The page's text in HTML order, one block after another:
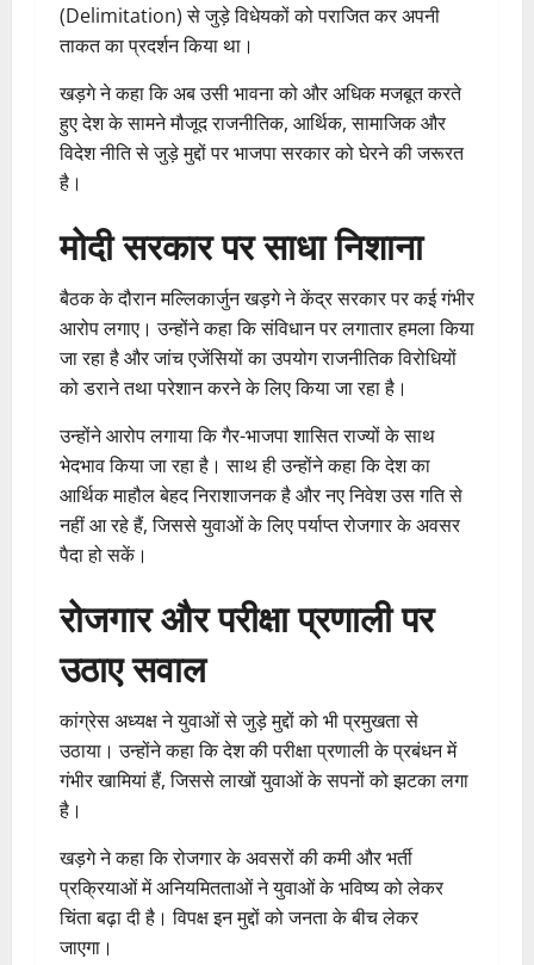
(Delimitation) से जुड़े विधेयकों को पराजित कर अपनी
ताकत का प्रदर्शन किया था।
खड़गे ने कहा कि अब उसी भावना को और अधिक मजबूत करते
हुए देश के सामने मौजूद राजनीतिक, आर्थिक, सामाजिक और
विदेश नीति से जुड़े मुद्दों पर भाजपा सरकार को घेरने की जरूरत
है।
मोदी सरकार पर साधा निशाना
बैठक के दौरान मल्लिकार्जुन खड़गे ने केंद्र सरकार पर कई गंभीर
आरोप लगाए। उन्होंने कहा कि संविधान पर लगातार हमला किया
जा रहा है और जांच एजेंसियों का उपयोग राजनीतिक विरोधियों
को डराने तथा परेशान करने के लिए किया जा रहा है।
उन्होंने आरोप लगाया कि गैर-भाजपा शासित राज्यों के साथ
भेदभाव किया जा रहा है। साथ ही उन्होंने कहा कि देश का
आर्थिक माहौल बेहद निराशाजनक है और नए निवेश उस गति से
नहीं आ रहे हैं, जिससे युवाओं के लिए पर्याप्त रोजगार के अवसर
पैदा हो सकें।
रोजगार और परीक्षा प्रणाली पर
उठाए सवाल
कांग्रेस अध्यक्ष ने युवाओं से जुड़े मुद्दों को भी प्रमुखता से
उठाया। उन्होंने कहा कि देश की परीक्षा प्रणाली के प्रबंधन में
गंभीर खामियां हैं, जिससे लाखों युवाओं के सपनों को झटका लगा
है।
खड़गे ने कहा कि रोजगार के अवसरों की कमी और भर्ती
प्रक्रियाओं में अनियमितताओं ने युवाओं के भविष्य को लेकर
चिंता बढ़ा दी है। विपक्ष इन मुद्दों को जनता के बीच लेकर
जाएगा।